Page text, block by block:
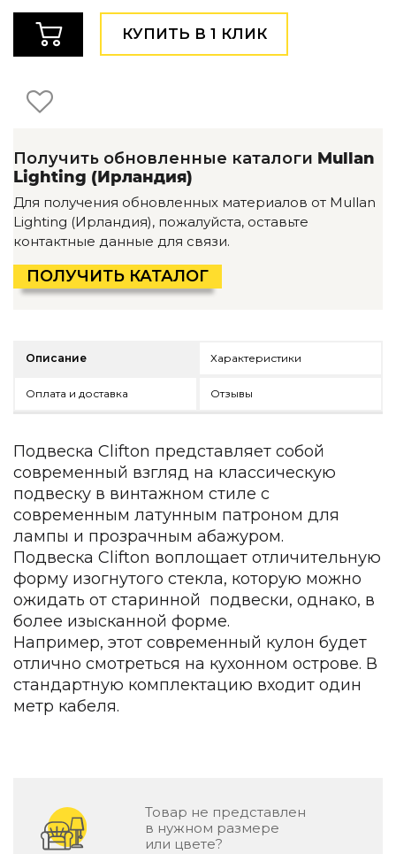
Детская мебель
Уличная и садовая мебель
Фитнес и wellness-оборудование
ROOM — Modern
DAYZ — Ethno
Все коллекции мебели
Подбор, производство и комплектация по вашему
Декор
По типу
Вентиляторы
Ковры
Подбор, производство и комплектация по вашему
Сантехника и инженерия
Дизайнерские ванны
Подбор, производство и комплектация по вашему
Отделка и ремонт
Стены
Акустические панели
Стеновые декоративные панели
для террас
Террасные и фасадные системы
Биоклиматические перголы
Подбор, производство и комплектация по вашему
Все категории товаров
КУПИТЬ В 1 КЛИК
Получить обновленные каталоги Mullan
Lighting (Ирландия)
Для получения обновленных материалов от Mullan
Lighting (Ирландия), пожалуйста, оставьте
контактные данные для связи.
ПОЛУЧИТЬ КАТАЛОГ
Описание Характеристики
Оплата и доставка Отзывы
Подвеска Clifton представляет собой
современный взгляд на классическую
подвеску в винтажном стиле с
современным латунным патроном для
лампы и прозрачным абажуром.
Подвеска Clifton воплощает отличительную
форму изогнутого стекла, которую можно
ожидать от старинной подвески, однако, в
более изысканной форме.
Например, этот современный кулон будет
отлично смотреться на кухонном острове. В
стандартную комплектацию входит один
метр кабеля.
Товар не представлен
в нужном размере
или цвете?